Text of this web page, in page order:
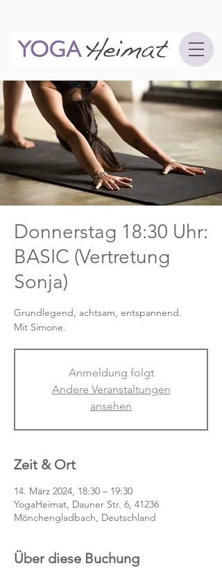
Donnerstag 18:30 Uhr:
BASIC (Vertretung
Sonja)
Grundlegend, achtsam, entspannend.
Mit Simone.
Anmeldung folgt
Andere Veranstaltungen
ansehen
Zeit & Ort
14. März 2024, 18:30 – 19:30
YogaHeimat, Dauner Str. 6, 41236
Mönchengladbach, Deutschland
Über diese Buchung